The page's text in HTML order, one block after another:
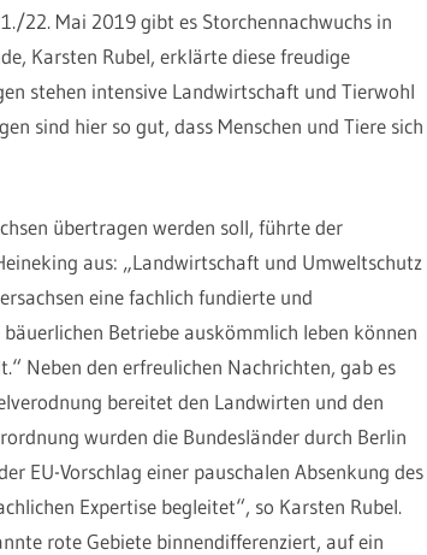
22. Mai 2019 gibt es Storchennachwuchs in
Karsten Rubel, erklärte diese freudige
stehen intensive Landwirtschaft und Tierwohl
sind hier so gut, dass Menschen und Tiere sich
übertragen werden soll, führte der
aus: „Landwirtschaft und Umweltschutz
eine fachlich fundierte und
Betriebe auskömmlich leben können
Neben den erfreulichen Nachrichten, gab es
bereitet den Landwirten und den
wurden die Bundesländer durch Berlin
EU-Vorschlag einer pauschalen Absenkung des
Expertise begleitet“, so Karsten Rubel.
rote Gebiete binnendifferenziert, auf ein